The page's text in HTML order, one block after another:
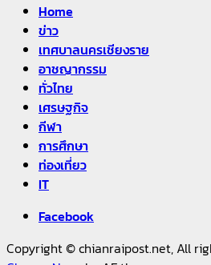
Home
ข่าว
เทศบาลนครเชียงราย
อาชญากรรม
ทั่วไทย
เศรษฐกิจ
กีฬา
การศึกษา
ท่องเที่ยว
IT
Facebook
Copyright © chianraipost.net, All